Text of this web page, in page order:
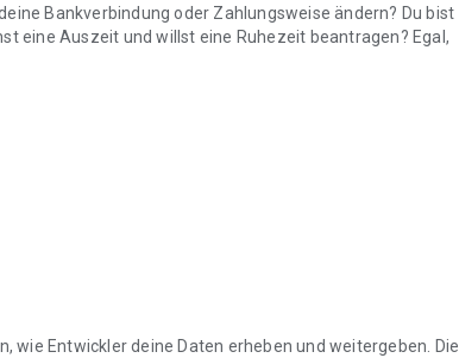
Bankverbindung oder Zahlungsweise ändern? Du bist
eine Auszeit und willst eine Ruhezeit beantragen? Egal,
zum Beispiel deine Freunde kostenlos zum Training
Je länger du Mitglied bist, desto mehr Vorteile bekommst
wie Entwickler deine Daten erheben und weitergeben. Die